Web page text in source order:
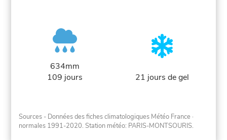
634mm
109 jours
21 jours de gel
Sources - Données des fiches climatologiques Météo France ·
normales 1991-2020. Station météo: PARIS-MONTSOURIS.